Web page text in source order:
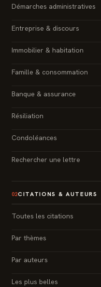
Démarches administratives
Entreprise & discours
Immobilier & habitation
Famille & consommation
Banque & assurance
Résiliation
Condoléances
Rechercher une lettre
02CITATIONS & AUTEURS
Toutes les citations
Par thèmes
Par auteurs
Les plus belles